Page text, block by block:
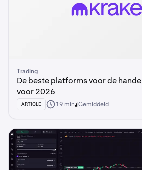
Trading
De beste platforms voor de
voor 2026
ARTICLE 19 min Gemiddeld